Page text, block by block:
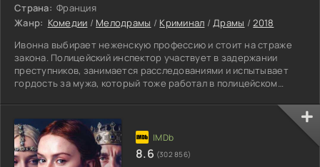
Страна: Франция
Жанр: Комедии / Мелодрамы / Криминал /Драмы /2018
Ивонна выбирает неженскую профессию и стоит на страже
закона. Полицейский инспектор участвует в задержании
преступников, занимается расследованиями и испытывает
гордость за мужа, который тоже работал в полицейском
героические поступки погибшего родителя, а коллеги
устанавливают памятник в честь покойного шефа полиции.
Переживающая вдова не может справиться с бессилием и
горькими воспоминаниями. Будучи уверенной в прекрасной
репутации,
8.6 (302 856)